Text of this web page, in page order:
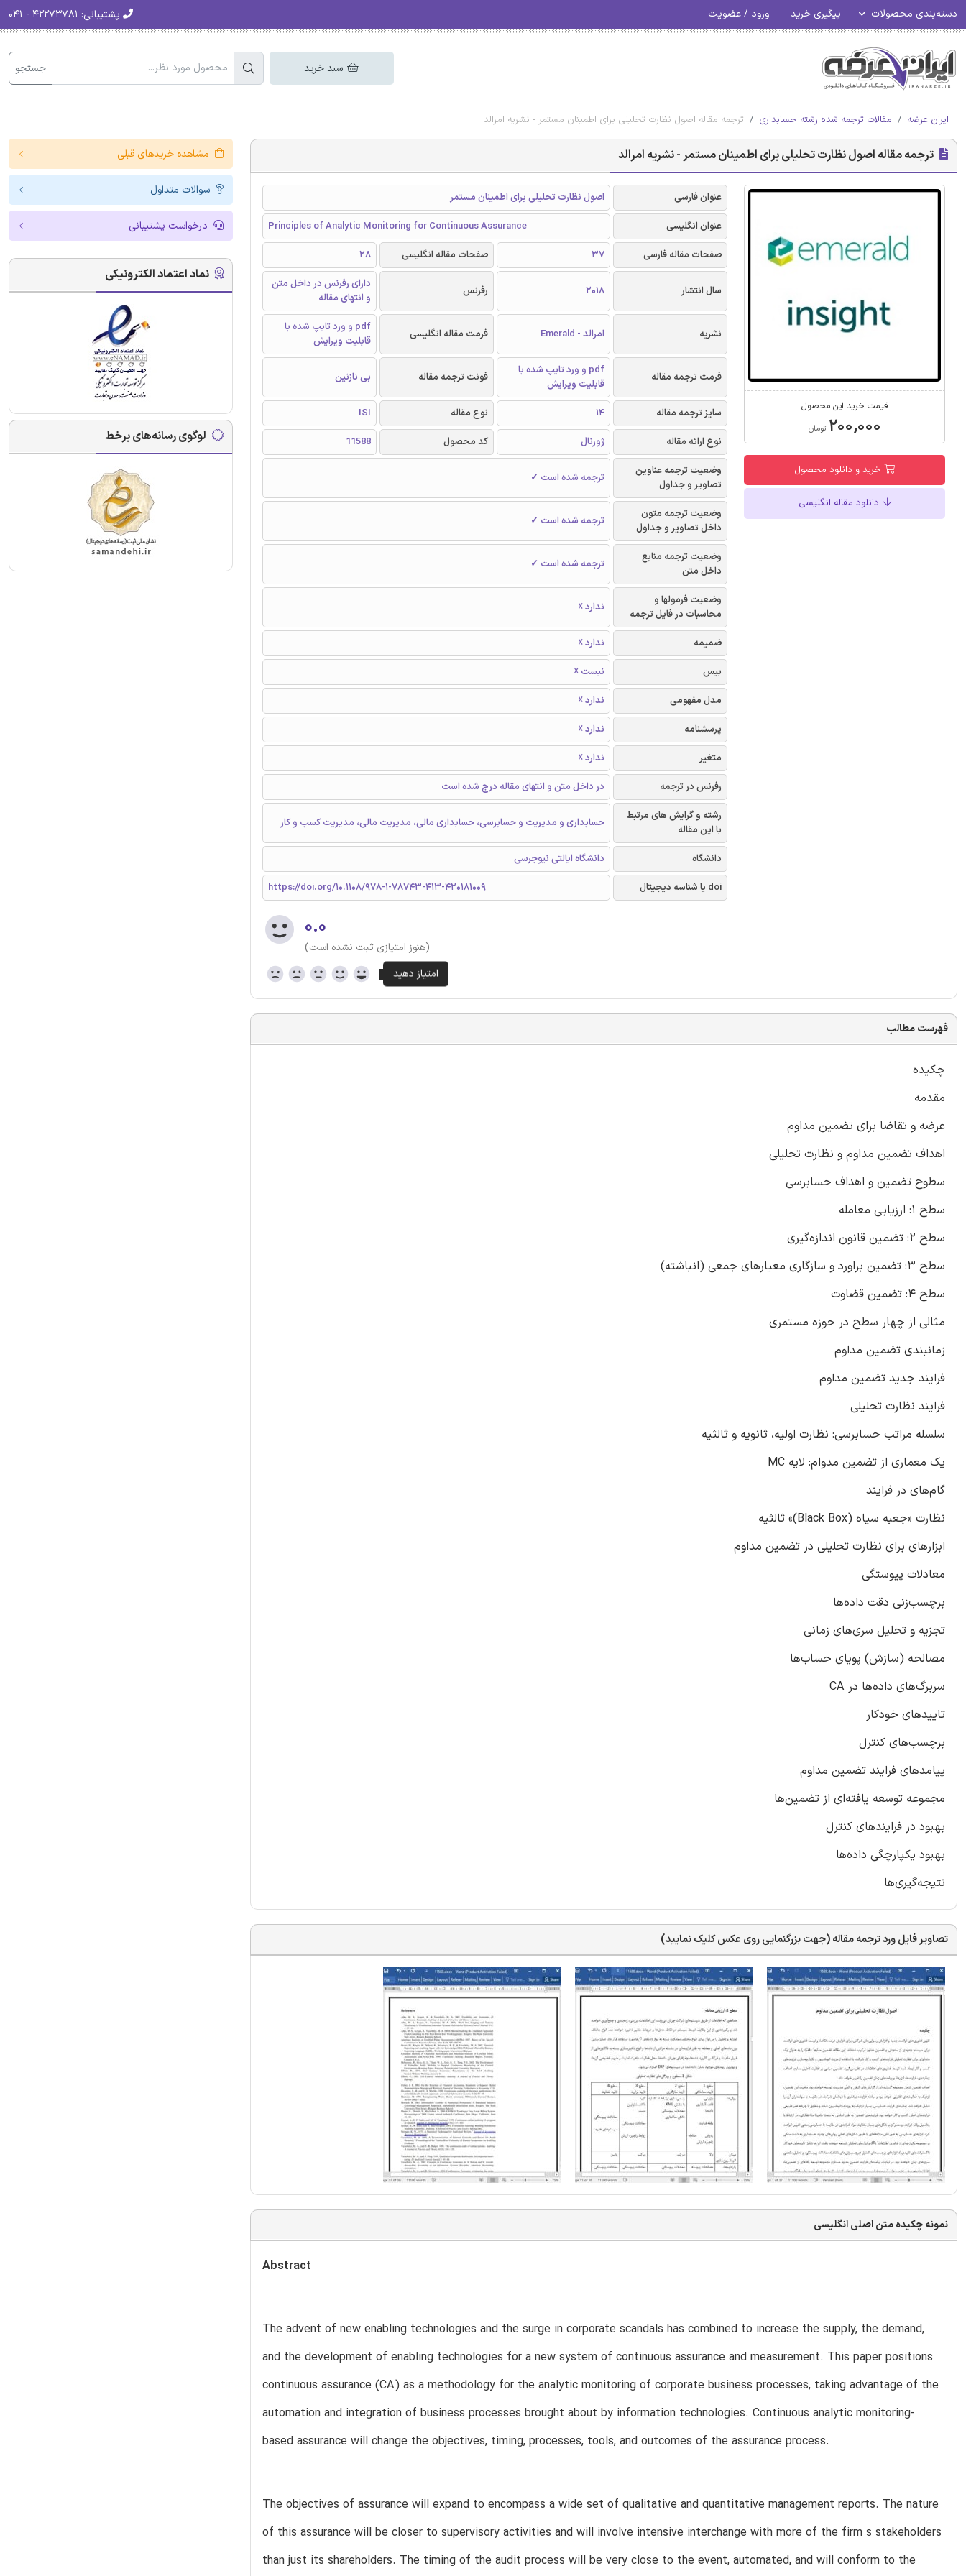
دسته‌بندی محصولات پیگیری خرید ورود / عضویت پشتیبانی:
سبد خرید جستجو
ایران عرضه مقالات ترجمه شده رشته حسابداری ترجمه مقاله اصول نظارت تحلیلی برای اطمینان مستمر - نشریه امرالد
ترجمه مقاله اصول نظارت تحلیلی برای اطمینان مستمر - نشریه امرالد
قیمت خرید این محصول
۲۰۰,۰۰۰ تومان
خرید و دانلود محصول
دانلود مقاله انگلیسی
عنوان فارسی
اصول نظارت تحلیلی برای اطمینان مستمر
عنوان انگلیسی
Principles of Analytic Monitoring for Continuous Assurance
صفحات مقاله فارسی
37 صفحات مقاله انگلیسی 28
سال انتشار 2018 رفرنس
دارای رفرنس در داخل متن
و انتهای مقاله
نشریه امرالد - Emerald فرمت مقاله انگلیسی
pdf و ورد تایپ شده با
قابلیت ویرایش
فرمت ترجمه مقاله
pdf و ورد تایپ شده با
قابلیت ویرایش
فونت ترجمه مقاله بی نازنین
سایز ترجمه مقاله 14 نوع مقاله
ISI
نوع ارائه مقاله
ژورنال کد محصول
11588
وضعیت ترجمه عناوین
تصاویر و جداول
ترجمه شده است ✓
وضعیت ترجمه متون
داخل تصاویر و جداول
ترجمه شده است ✓
وضعیت ترجمه منابع
داخل متن
ترجمه شده است ✓
وضعیت فرمولها و
محاسبات در فایل ترجمه
ندارد ☓
ضمیمه
ندارد ☓
بیس
نیست ☓
مدل مفهومی
ندارد ☓
پرسشنامه
ندارد ☓
متغیر
ندارد ☓
رفرنس در ترجمه
در داخل متن و انتهای مقاله درج شده است
رشته و گرایش های مرتبط
با این مقاله
حسابداری و مدیریت و حسابرسی، حسابداری مالی، مدیریت مالی، مدیریت کسب و کار
دانشگاه
دانشگاه ایالتی نیوجرسی
doi یا شناسه دیجیتال
https://doi.org/10.1108/978-1-78743-413-420181009
۰.۰
(هنوز امتیازی ثبت نشده است)
فهرست مطالب
چکیده
مقدمه
عرضه و تقاضا برای تضمین مداوم
اهداف تضمین مداوم و نظارت تحلیلی
سطوح تضمین و اهداف حسابرسی
سطح 1: ارزیابی معامله
سطح 2: تضمین قانون اندازه‌گیری
سطح 3: تضمین براورد و سازگاری معیارهای جمعی (انباشته)
سطح 4: تضمین قضاوت
مثالی از چهار سطح در حوزه مستمری
زمانبندی تضمین مداوم
فرایند جدید تضمین مداوم
فرایند نظارت تحلیلی
سلسله مراتب حسابرسی: نظارت اولیه، ثانویه و ثالثیه
یک معماری از تضمین مدوام: لایه MC
گام‌های در فرایند
نظارت «جعبه سیاه (Black Box)» ثالثیه
ابزارهای برای نظارت تحلیلی در تضمین مداوم
معادلات پیوستگی
برچسب‌زنی دقت داده‌ها
تجزیه و تحلیل سری‌های زمانی
مصالحه (سازش) پویای حساب‌ها
سربرگ‌های داده‌ها در CA
تاییدهای خودکار
برچسب‌های کنترل
پیامدهای فرایند تضمین مداوم
مجموعه توسعه یافته‌ای از تضمین‌ها
بهبود در فرایندهای کنترل
بهبود یکپارچگی داده‌ها
نتیجه‌گیری‌ها
تصاویر فایل ورد ترجمه مقاله (جهت بزرگنمایی روی عکس کلیک نمایید)
نمونه چکیده متن اصلی انگلیسی
Abstract
The advent of new enabling technologies and the surge in corporate scandals has combined to increase the supply, the demand,
and the development of enabling technologies for a new system of continuous assurance and measurement. This paper positions
continuous assurance (CA) as a methodology for the analytic monitoring of corporate business processes, taking advantage of the
automation and integration of business processes brought about by information technologies. Continuous analytic monitoring-
based assurance will change the objectives, timing, processes, tools, and outcomes of the assurance process.
The objectives of assurance will expand to encompass a wide set of qualitative and quantitative management reports. The nature
of this assurance will be closer to supervisory activities and will involve intensive interchange with more of the firm s stakeholders
than just its shareholders. The timing of the audit process will be very close to the event, automated, and will conform to the
مشاهده خریدهای قبلی
سوالات متداول
درخواست پشتیبانی
نماد اعتماد الکترونیکی
لوگوی رسانه‌های برخط